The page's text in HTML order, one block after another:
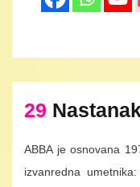
29
ABBA je osnovana
izvanredna